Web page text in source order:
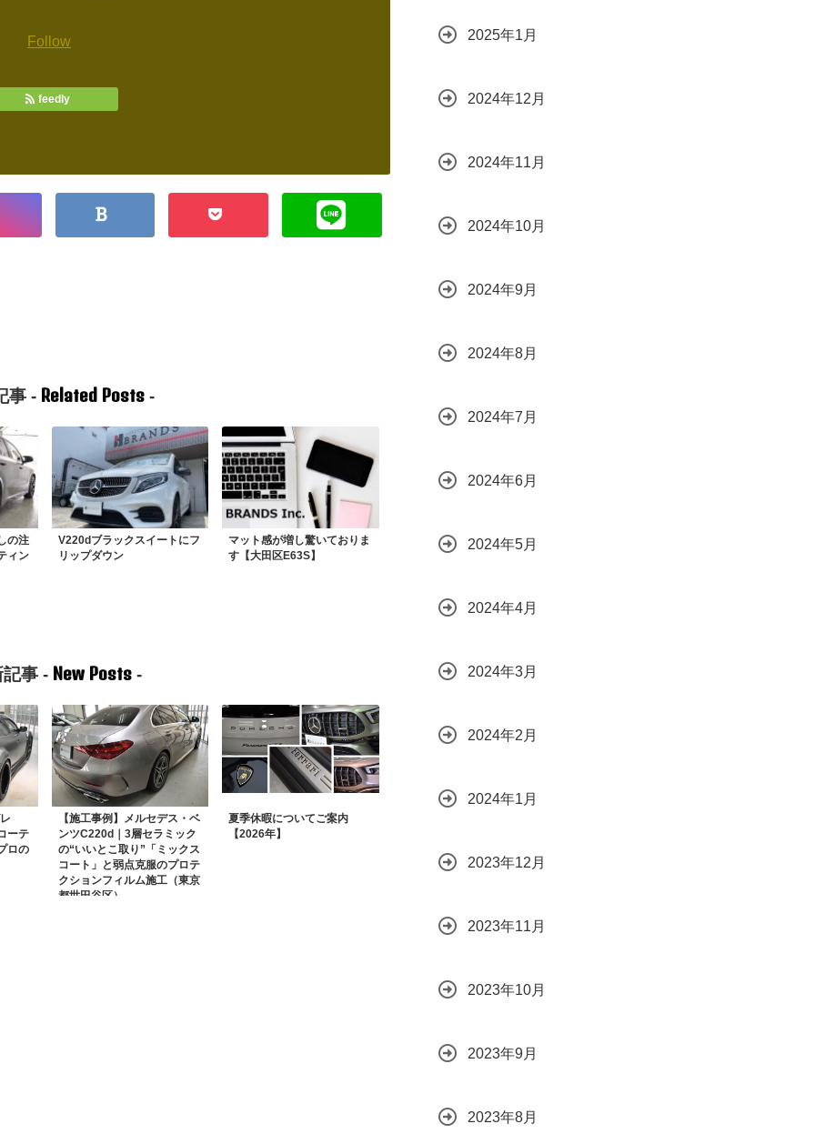
Follow
feedly
事 - Related Posts-
の注
ィン
V220dブラックスイートにフ
リップダウン
マット感が増し驚いておりま
す【大田区E63S】
事 - New Posts -
ーテ
ロの
【施工事例】メルセデス・ベ
ンツC220d｜3層セラミック
の“いいとこ取り”「ミックス
コート」と弱点克服のプロテ
クションフィルム施工（東京
都世田谷区）
夏季休暇についてご案内
【2026年】
2025年1月
2024年12月
2024年11月
2024年10月
2024年9月
2024年8月
2024年7月
2024年6月
2024年5月
2024年4月
2024年3月
2024年2月
2024年1月
2023年12月
2023年11月
2023年10月
2023年9月
2023年8月